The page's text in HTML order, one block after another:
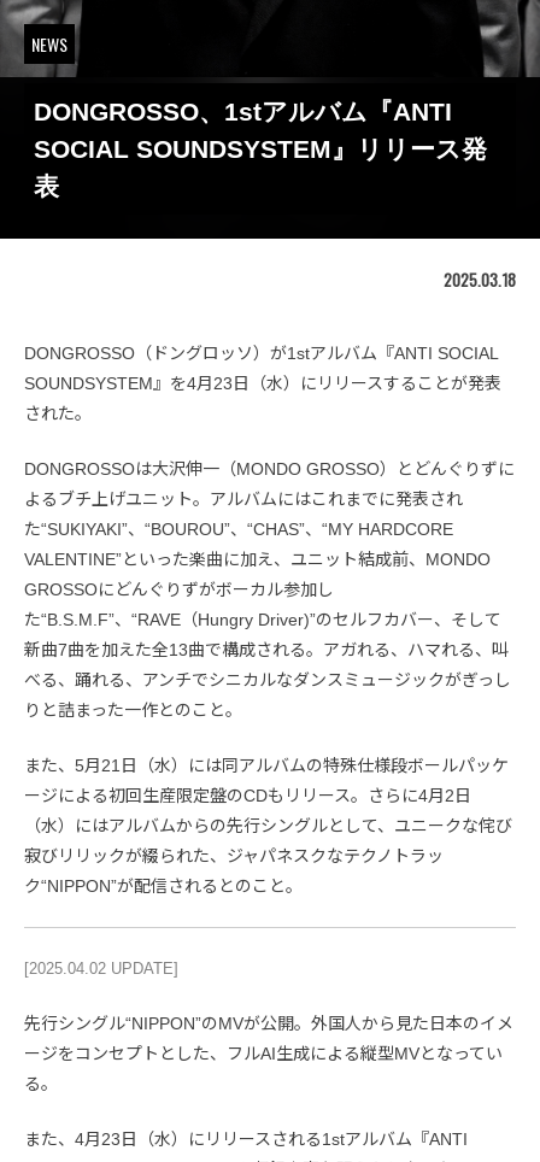
NEWS
DONGROSSO、1stアルバム『ANTI
SOCIAL SOUNDSYSTEM』リリース発
表
2025.03.18
DONGROSSO（ドングロッソ）が1stアルバム『ANTI SOCIAL
SOUNDSYSTEM』を4月23日（水）にリリースすることが発表
された。
DONGROSSOは大沢伸一（MONDO GROSSO）とどんぐりずに
よるブチ上げユニット。アルバムにはこれまでに発表され
た“SUKIYAKI”、“BOUROU”、“CHAS”、“MY HARDCORE
VALENTINE”といった楽曲に加え、ユニット結成前、MONDO
GROSSOにどんぐりずがボーカル参加し
た“B.S.M.F”、“RAVE（Hungry Driver)”のセルフカバー、そして
新曲7曲を加えた全13曲で構成される。アガれる、ハマれる、叫
べる、踊れる、アンチでシニカルなダンスミュージックがぎっし
りと詰まった一作とのこと。
また、5月21日（水）には同アルバムの特殊仕様段ボールパッケ
ージによる初回生産限定盤のCDもリリース。さらに4月2日
（水）にはアルバムからの先行シングルとして、ユニークな侘び
寂びリリックが綴られた、ジャパネスクなテクノトラッ
ク“NIPPON”が配信されるとのこと。
[2025.04.02 UPDATE]
先行シングル“NIPPON”のMVが公開。外国人から見た日本のイメ
ージをコンセプトとした、フルAI生成による縦型MVとなってい
る。
また、4月23日（水）にリリースされる1stアルバム『ANTI